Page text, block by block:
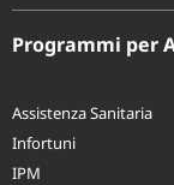
Programmi per
Assistenza Sanitaria
Infortuni
IPM